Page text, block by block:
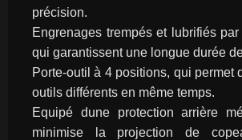
précision.
Engrenages trempés et lubrifiés
qui garantissent une longue durée
Porte-outil à 4 positions, qui permet
outils différents en même temps.
Equipé dune protection arrière
minimise la projection de